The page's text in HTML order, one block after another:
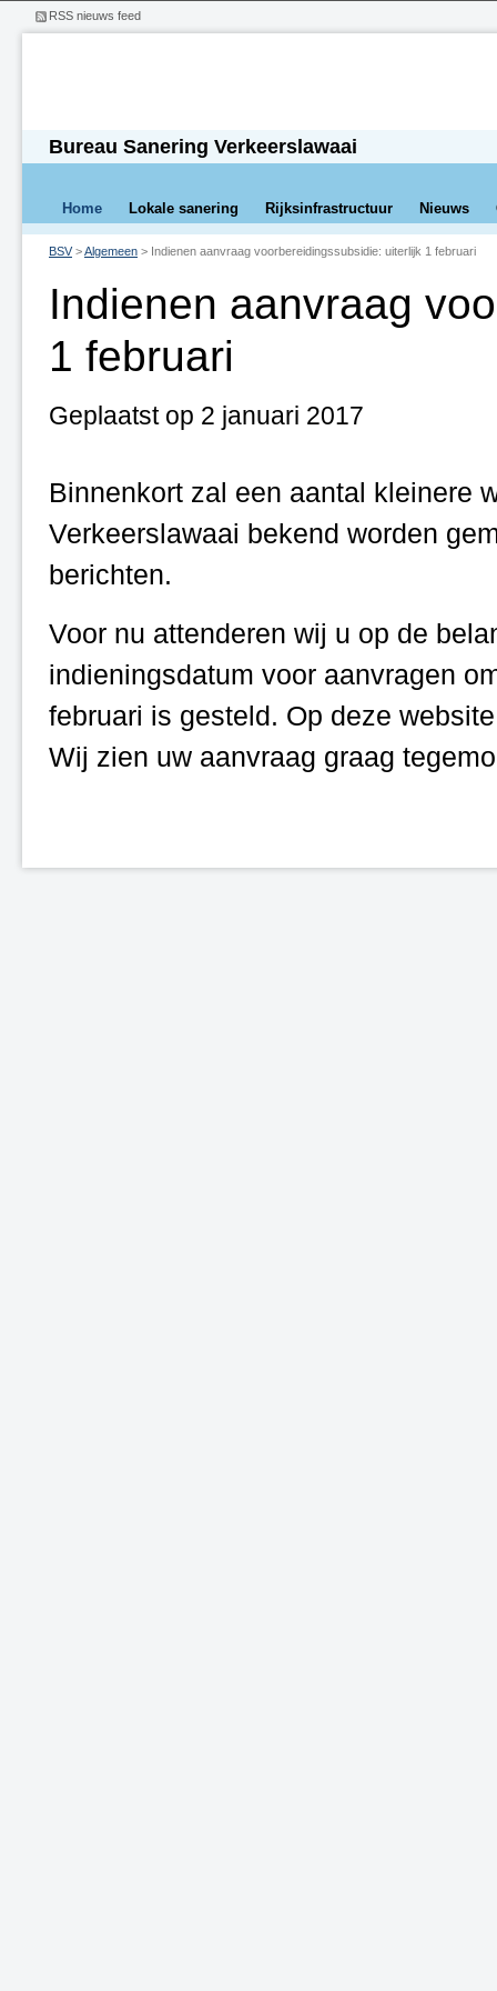
Bureau Sanering Verkeerslawaai
Home Lokale sanering Rijksinfrastructuur Nieuws
BSV>Algemeen > Indienen aanvraag voorbereidingssubsidie: uiterlijk 1 februari
Indienen aanvraag
1 februari
Geplaatst op 2 januari 2017
Binnenkort zal een aantal kleinere
Verkeerslawaai bekend worden
berichten.
Voor nu attenderen wij u op de
indieningsdatum voor aanvragen
februari is gesteld. Op deze
Wij zien uw aanvraag graag
RSS nieuws feed